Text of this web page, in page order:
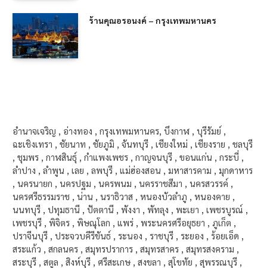
ร้านคุณอรอนงค์ – กรุงเทพมหานคร
อำนาจเจริญ , อ่างทอง , กรุงเทพมหานคร, บึงกาฬ , บุรีรัมย์ ,
ฉะเชิงเทรา , ชัยนาท , ชัยภูมิ , จันทบุรี , เชียงใหม่ , เชียงราย , ชลบุรี
, ชุมพร , กาฬสินธุ์ , กำแพงเพชร , กาญจนบุรี , ขอนแก่น , กระบี่ ,
ลำปาง , ลำพูน , เลย , ลพบุรี , แม่ฮ่องสอน , มหาสารคาม , มุกดาหาร
, นครนายก , นครปฐม , นครพนม , นครราชสีมา , นครสวรรค์ ,
นครศรีธรรมราช , น่าน , นราธิวาส , หนองบัวลำภู , หนองคาย ,
นนทบุรี , ปทุมธานี , ปัตตานี , พังงา , พัทลุง , พะเยา , เพชรบูรณ์ ,
เพชรบุรี , พิจิตร , พิษณุโลก , แพร่ , พระนครศรีอยุธยา , ภูเก็ต ,
ปราจีนบุรี , ประจวบคีรีขันธ์ , ระนอง , ราชบุรี , ระยอง , ร้อยเอ็ด ,
สระแก้ว , สกลนคร , สมุทรปราการ , สมุทรสาคร , สมุทรสงคราม ,
สระบุรี , สตูล , สิงห์บุรี , ศรีสะเกษ , สงขลา , สุโขทัย , สุพรรณบุรี ,